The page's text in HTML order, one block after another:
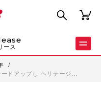
ース
/
ドアップし ヘリテージ…